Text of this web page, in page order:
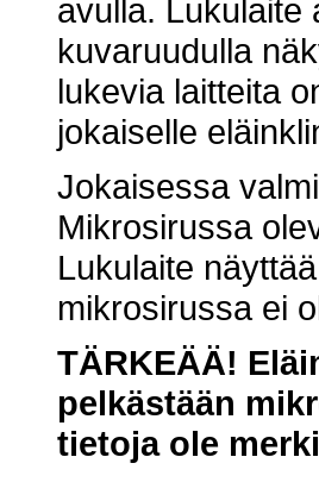
avulla. Lukulaite
kuvaruudulla
lukevia laitteita
jokaiselle
Jokaisessa
Mikrosirussa
Lukulaite
mikrosirussa ei
TÄRKEÄÄ!
pelkästään
tietoja ole